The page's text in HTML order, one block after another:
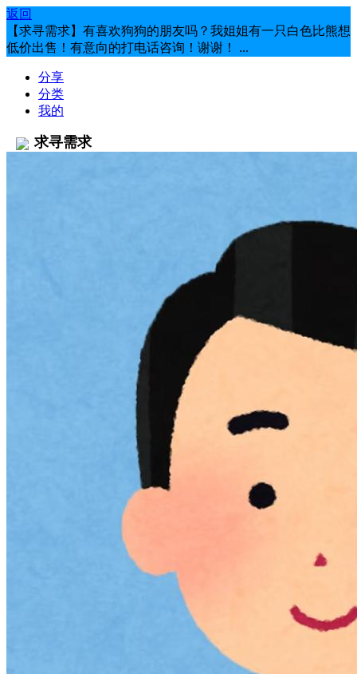
返回
【求寻需求】有喜欢狗狗的朋友吗？我姐姐有一只白色比熊想
低价出售！有意向的打电话咨询！谢谢！ ...
分享
分类
我的
求寻需求